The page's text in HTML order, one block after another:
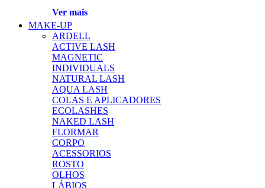
Ver mais
MAKE-UP
ARDELL
ACTIVE LASH
MAGNETIC
INDIVIDUALS
NATURAL LASH
AQUA LASH
COLAS E APLICADORES
ECOLASHES
NAKED LASH
FLORMAR
CORPO
ACESSORIOS
ROSTO
OLHOS
LÁBIOS